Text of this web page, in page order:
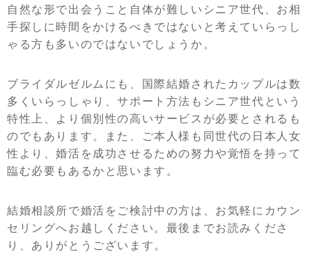
自然な形で出会うこと自体が難しいシニア世代、お相
手探しに時間をかけるべきではないと考えていらっし
ゃる方も多いのではないでしょうか。
ブライダルゼルムにも、国際結婚されたカップルは数
多くいらっしゃり、サポート方法もシニア世代という
特性上、より個別性の高いサービスが必要とされるも
のでもあります。また、ご本人様も同世代の日本人女
性より、婚活を成功させるための努力や覚悟を持って
臨む必要もあるかと思います。
結婚相談所で婚活をご検討中の方は、お気軽にカウン
セリングへお越しください。最後までお読みくださ
り、ありがとうございます。